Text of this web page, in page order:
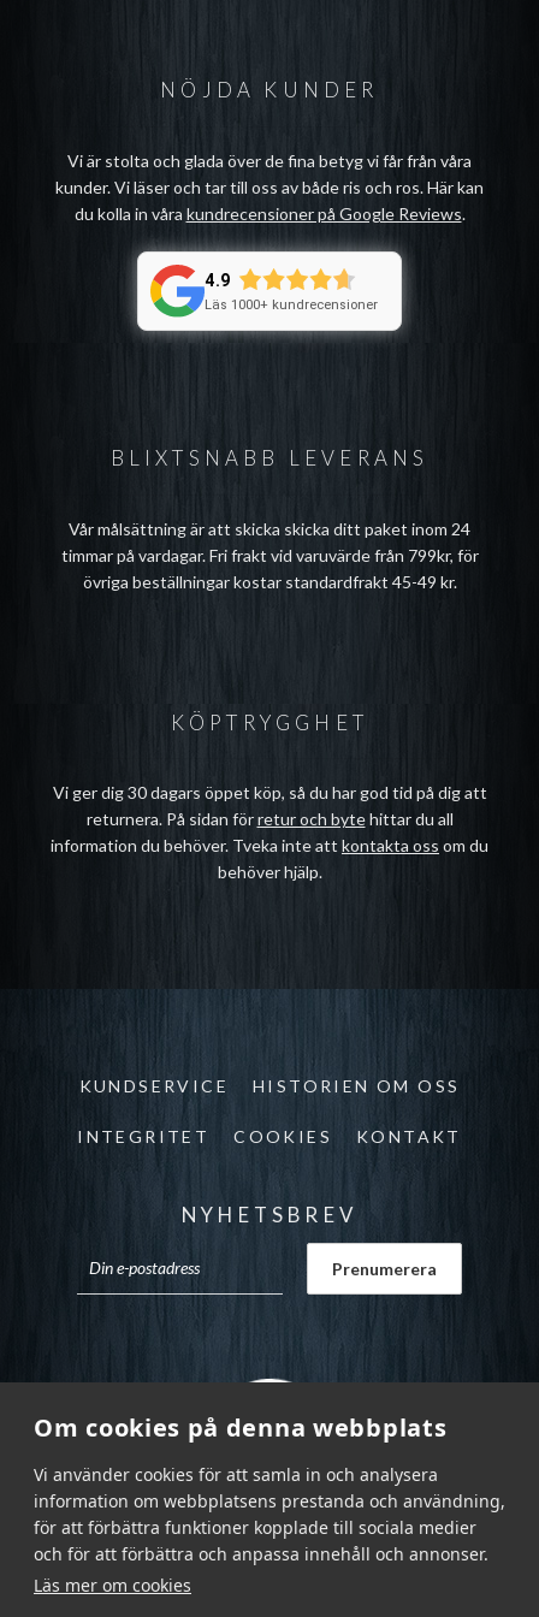
Om cookies på denna webbplats
Vi använder cookies för att samla in och analysera
information om webbplatsens prestanda och användning,
för att förbättra funktioner kopplade till sociala medier
och för att förbättra och anpassa innehåll och annonser.
Läs mer om cookies
BLIXTSNABB LEVERANS
Vår målsättning är att skicka skicka ditt paket inom 24
timmar på vardagar. Fri frakt vid varuvärde från 799kr, för
övriga beställningar kostar standardfrakt 45-49 kr.
NÖJDA KUNDER
Vi är stolta och glada över de fina betyg vi får från våra
kunder. Vi läser och tar till oss av både ris och ros. Här kan
du kolla in våra kundrecensioner på Google Reviews.
4.9
Läs 1000+ kundrecensioner
KÖPTRYGGHET
Vi ger dig 30 dagars öppet köp, så du har god tid på dig att
returnera. På sidan förretur och bytehittar du all
information du behöver. Tveka inte att kontakta oss om du
behöver hjälp.
KUNDSERVICE HISTORIEN OM OSS
INTEGRITET COOKIES KONTAKT
NYHETSBREV